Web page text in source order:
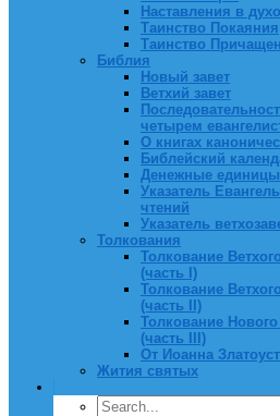
Наставления в
Таинство Покаяния
Таинство
Библия
Новый завет
Ветхий завет
четырем
О книгах
Библейский
Денежные
Указатель
чтений
Указатель
Толкования
Толкование
(часть I)
Толкование
(часть II)
Толкование
(часть III)
От Иоанна
Жития святых